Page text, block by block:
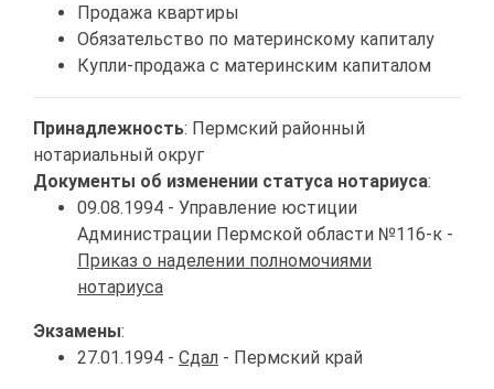
Продажа квартиры
Обязательство по материнскому капиталу
Купли-продажа с материнским капиталом
Принадлежность: Пермский районный
нотариальный округ
Документы об изменении статуса нотариуса:
09.08.1994 - Управление юстиции
Администрации Пермской области №116-к -
Приказ о наделении полномочиями
нотариуса
Экзамены:
27.01.1994 - Сдал - Пермский край